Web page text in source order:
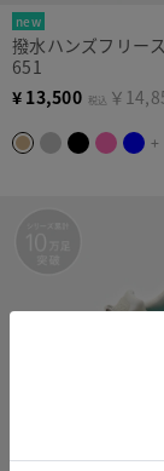
new
撥水ハンズフリー
651
¥ 13,500 税込 ￥
+